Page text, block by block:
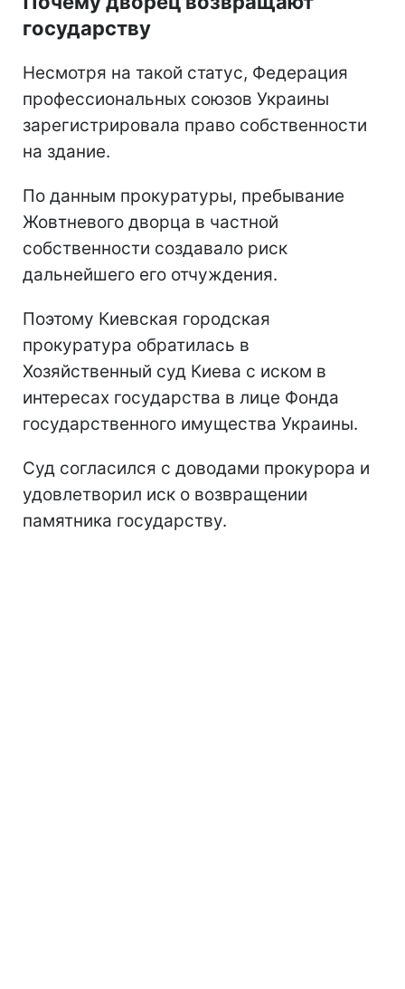
государству
Несмотря на такой статус, Федерация
профессиональных союзов Украины
зарегистрировала право собственности
на здание.
По данным прокуратуры, пребывание
Жовтневого дворца в частной
собственности создавало риск
дальнейшего его отчуждения.
Поэтому Киевская городская
прокуратура обратилась в
Хозяйственный суд Киева с иском в
интересах государства в лице Фонда
государственного имущества Украины.
Суд согласился с доводами прокурора и
удовлетворил иск о возвращении
памятника государству.